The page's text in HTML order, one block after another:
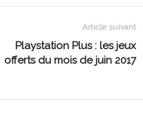
Article suivant
Playstation Plus : les jeux
offerts du mois de juin 2017